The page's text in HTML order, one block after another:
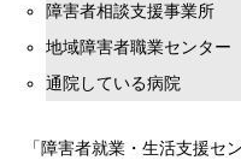
障害者相談支援事業所
地域障害者職業センター
通院している病院
「障害者就業・生活支援セ